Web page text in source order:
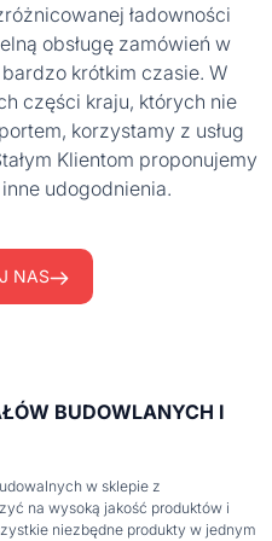
ładowności
obsługę zamówień w
krótkim czasie. W
części kraju, których nie
korzystamy z usług
Klientom proponujemy
udogodnienia.
NAS
BUDOWLANYCH I
w sklepie z
na wysoką jakość produktów i
niezbędne produkty w jednym